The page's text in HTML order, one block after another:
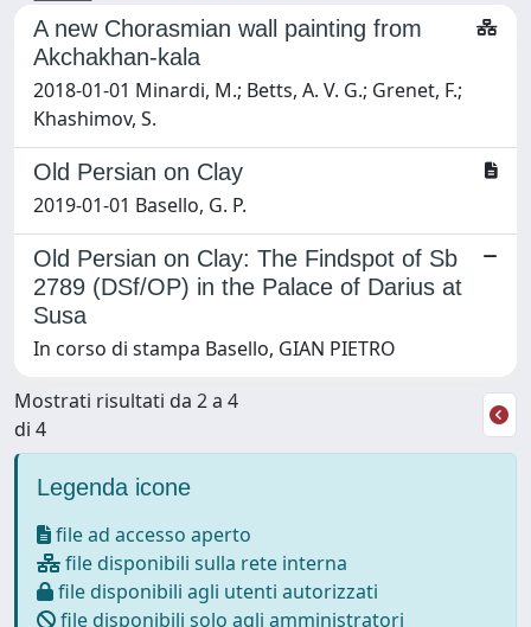
A new Chorasmian wall painting from
Akchakhan-kala
2018-01-01 Minardi, M.; Betts, A. V. G.; Grenet, F.;
Khashimov, S.
Old Persian on Clay
2019-01-01 Basello, G. P.
Old Persian on Clay: The Findspot of Sb
2789 (DSf/OP) in the Palace of Darius at
Susa
In corso di stampa Basello, GIAN PIETRO
Mostrati risultati da 2 a 4
di 4
Legenda icone
file ad accesso aperto
file disponibili sulla rete interna
file disponibili agli utenti autorizzati
file disponibili solo agli amministratori